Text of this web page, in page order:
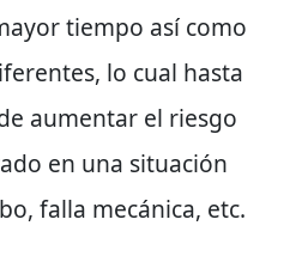
tiempo así como
lo cual hasta
aumentar el riesgo
en una situación
falla mecánica, etc.